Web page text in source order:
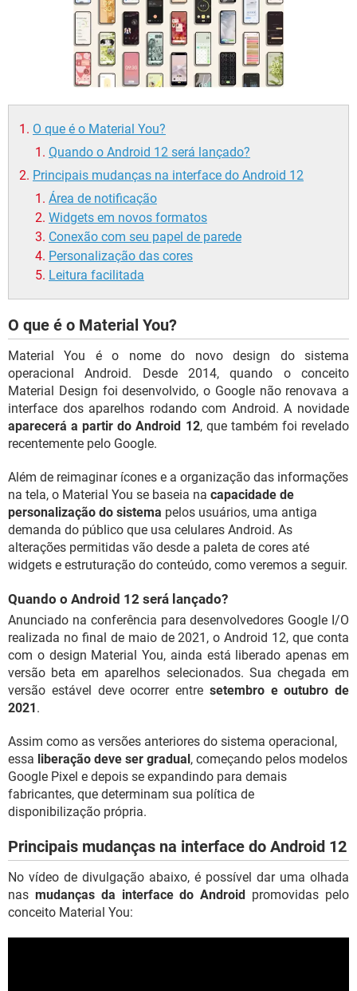
O que é o Material You?
Quando o Android 12 será lançado?
Principais mudanças na interface do Android 12
Área de notificação
Widgets em novos formatos
Conexão com seu papel de parede
Personalização das cores
Leitura facilitada
O que é o Material You?
Material You é o nome do novo design do sistema
operacional Android. Desde 2014, quando o conceito
Material Design foi desenvolvido, o Google não renovava a
interface dos aparelhos rodando com Android. A novidade
aparecerá a partir do Android 12, que também foi revelado
recentemente pelo Google.
Além de reimaginar ícones e a organização das informações
na tela, o Material You se baseia na capacidade de
personalização do sistema pelos usuários, uma antiga
demanda do público que usa celulares Android. As
alterações permitidas vão desde a paleta de cores até
widgets e estruturação do conteúdo, como veremos a seguir.
Quando o Android 12 será lançado?
Anunciado na conferência para desenvolvedores Google I/O
realizada no final de maio de 2021, o Android 12, que conta
com o design Material You, ainda está liberado apenas em
versão beta em aparelhos selecionados. Sua chegada em
versão estável deve ocorrer entre setembro e outubro de
2021.
Assim como as versões anteriores do sistema operacional,
essa liberação deve ser gradual, começando pelos modelos
Google Pixel e depois se expandindo para demais
fabricantes, que determinam sua política de
disponibilização própria.
Principais mudanças na interface do Android 12
No vídeo de divulgação abaixo, é possível dar uma olhada
nas mudanças da interface do Android promovidas pelo
conceito Material You: